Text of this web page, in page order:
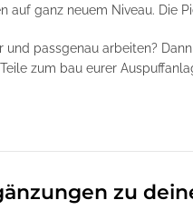
auf ganz neuem Niveau. Die
und passgenau arbeiten?
zum bau eurer
zu